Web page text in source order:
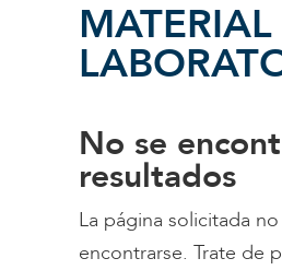
MATERIAL
No se
resultados
La página solicitada
encontrarse. Trate de